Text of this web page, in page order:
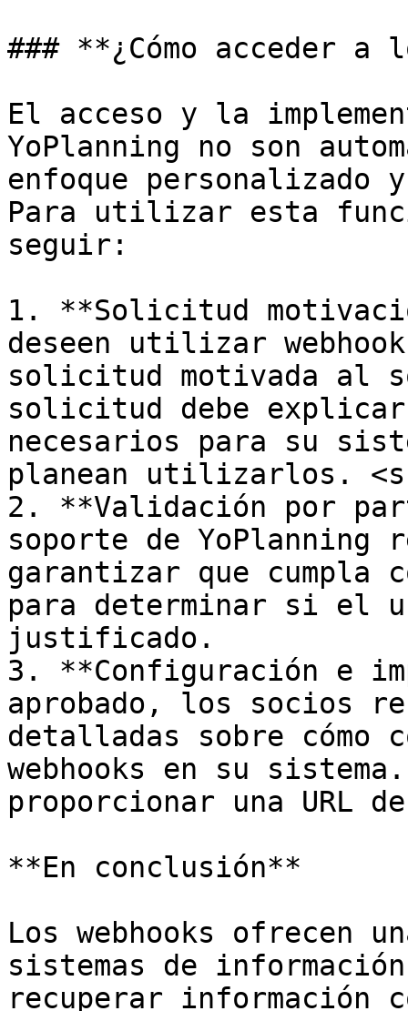
### **¿Cómo acceder a
El acceso y la
YoPlanning no son
enfoque
Para utilizar esta
seguir:
1. **Solicitud
deseen utilizar
solicitud motivada al
solicitud debe explicar
necesarios para su
planean utilizarlos.
2. **Validación por
soporte de
garantizar que
para determinar si el
justificado.
3. **Configuración e
aprobado, los socios
detalladas sobre cómo
webhooks en su
proporcionar una URL
**En conclusión**
Los webhooks ofrecen
sistemas de
recuperar información